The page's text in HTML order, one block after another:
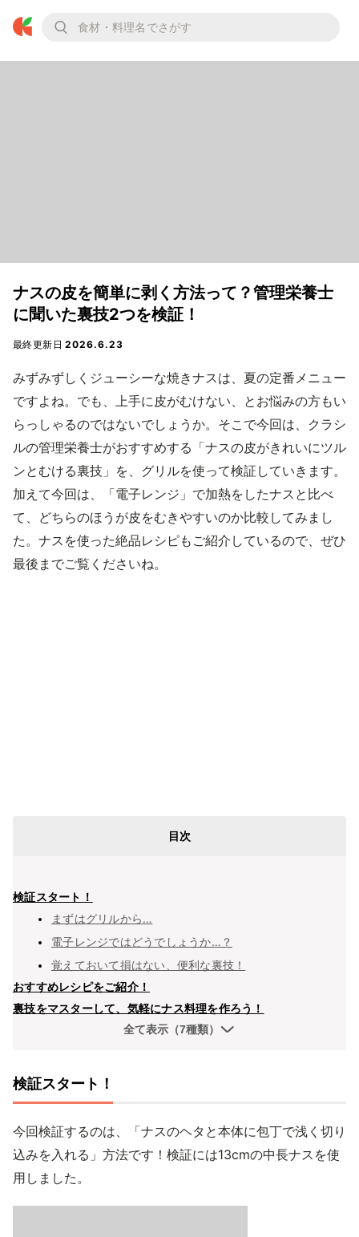
ナスの皮を簡単に剥く方法って？管理栄養士
に聞いた裏技2つを検証！
最終更新日2026.6.23
みずみずしくジューシーな焼きナスは、夏の定番メニュー
ですよね。でも、上手に皮がむけない、とお悩みの方もい
らっしゃるのではないでしょうか。そこで今回は、クラシ
ルの管理栄養士がおすすめする「ナスの皮がきれいにツル
ンとむける裏技」を、グリルを使って検証していきます。
加えて今回は、「電子レンジ」で加熱をしたナスと比べ
て、どちらのほうが皮をむきやすいのか比較してみまし
た。ナスを使った絶品レシピもご紹介しているので、ぜひ
最後までご覧くださいね。
目次
検証スタート！
まずはグリルから…
電子レンジではどうでしょうか…？
覚えておいて損はない、便利な裏技！
おすすめレシピをご紹介！
裏技をマスターして、気軽にナス料理を作ろう！
全て表示（7種類）
検証スタート！
今回検証するのは、「ナスのヘタと本体に包丁で浅く切り
込みを入れる」方法です！検証には13cmの中長ナスを使
用しました。